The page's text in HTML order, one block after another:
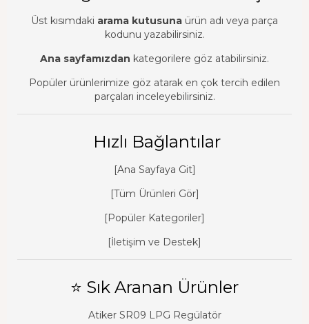
Üst kısımdaki arama kutusuna ürün adı veya parça
kodunu yazabilirsiniz.
Ana sayfamızdan kategorilere göz atabilirsiniz.
Popüler ürünlerimize göz atarak en çok tercih edilen
parçaları inceleyebilirsiniz.
Hızlı Bağlantılar
[Ana Sayfaya Git]
[Tüm Ürünleri Gör]
[Popüler Kategoriler]
[İletişim ve Destek]
⭐ Sık Aranan Ürünler
Atiker SR09 LPG Regülatör